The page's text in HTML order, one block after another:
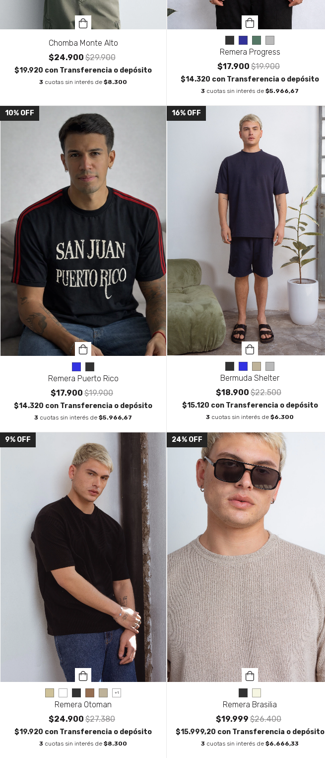
Chomba Monte Alto
$24.900$29.900
$19.920 con Transferencia o depósito
3 cuotas sin interés de $8.300
Remera Progress
$17.900 $19.900
$14.320 con Transferencia o depósito
3 cuotas sin interés de $5.966,67
10% OFF
Remera Puerto Rico
$17.900 $19.900
$14.320 con Transferencia o depósito
3 cuotas sin interés de $5.966,67
16% OFF
Bermuda Shelter
$18.900 $22.500
$15.120 con Transferencia o depósito
3 cuotas sin interés de $6.300
9% OFF
+1
Remera Otoman
$24.900 $27.380
$19.920 con Transferencia o depósito
3 cuotas sin interés de $8.300
24% OFF
Remera Brasilia
$19.999 $26.400
$15.999,20 con Transferencia o depósito
3 cuotas sin interés de $6.666,33